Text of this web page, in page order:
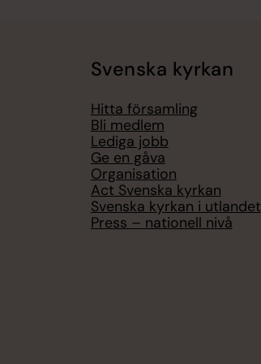
Svenska kyrkan
Hitta församling
Bli medlem
Lediga jobb
Ge en gåva
Organisation
Act Svenska kyrkan
Svenska kyrkan i utlandet
Press – nationell nivå